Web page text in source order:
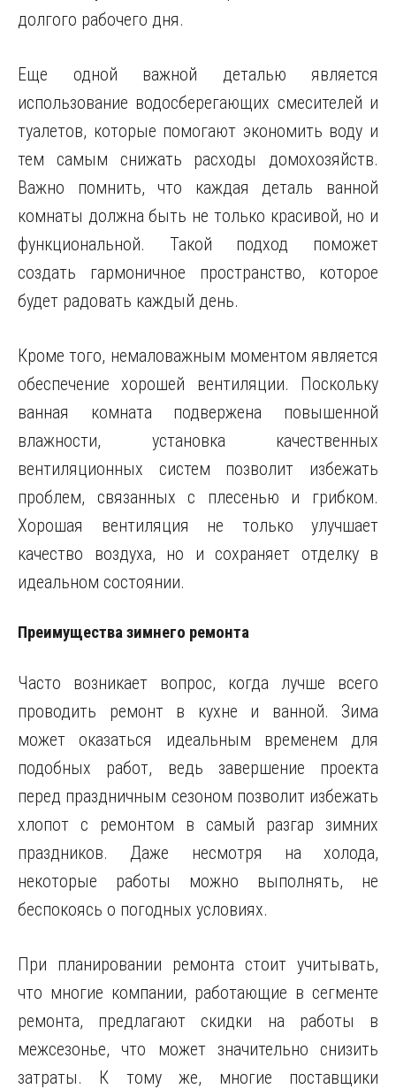
долгого рабочего дня.
Еще одной важной деталью является
использование водосберегающих смесителей и
туалетов, которые помогают экономить воду и
тем самым снижать расходы домохозяйств.
Важно помнить, что каждая деталь ванной
комнаты должна быть не только красивой, но и
функциональной. Такой подход поможет
создать гармоничное пространство, которое
будет радовать каждый день.
Кроме того, немаловажным моментом является
обеспечение хорошей вентиляции. Поскольку
ванная комната подвержена повышенной
влажности, установка качественных
вентиляционных систем позволит избежать
проблем, связанных с плесенью и грибком.
Хорошая вентиляция не только улучшает
качество воздуха, но и сохраняет отделку в
идеальном состоянии.
Преимущества зимнего ремонта
Часто возникает вопрос, когда лучше всего
проводить ремонт в кухне и ванной. Зима
может оказаться идеальным временем для
подобных работ, ведь завершение проекта
перед праздничным сезоном позволит избежать
хлопот с ремонтом в самый разгар зимних
праздников. Даже несмотря на холода,
некоторые работы можно выполнять, не
беспокоясь о погодных условиях.
При планировании ремонта стоит учитывать,
что многие компании, работающие в сегменте
ремонта, предлагают скидки на работы в
межсезонье, что может значительно снизить
затраты. К тому же, многие поставщики